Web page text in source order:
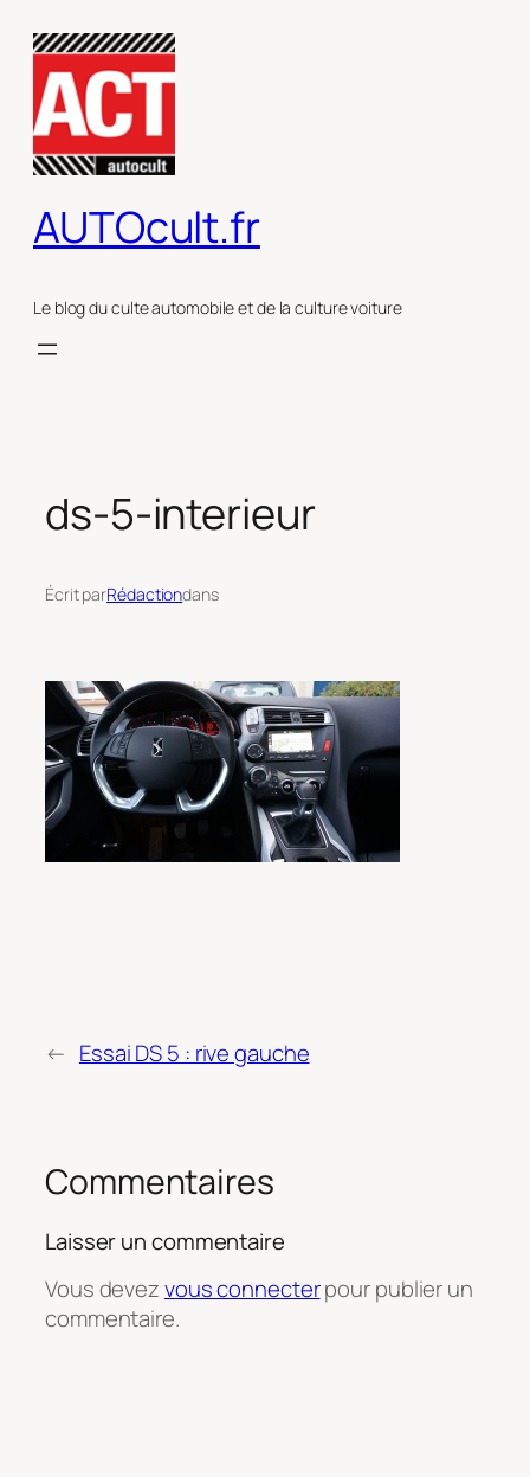
contenu
AUTOcult.fr
Le blog du culte automobile et de la culture voiture
ds-5-interieur
Écrit parRédactiondans
← Essai DS 5 : rive gauche
Commentaires
Laisser un commentaire
Vous devezvous connecterpour publier un
commentaire.